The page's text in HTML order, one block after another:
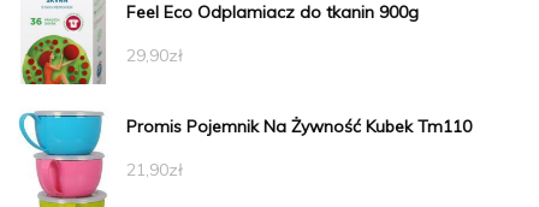
Feel Eco Odplamiacz do tkanin 900g
29,90zł
Promis Pojemnik Na Żywność Kubek Tm110
21,90zł